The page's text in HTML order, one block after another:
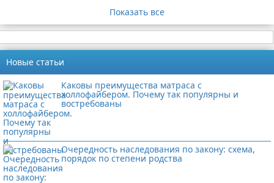
Показать все
Новые статьи
Каковы преимущества матраса с
холлофайбером. Почему так популярны и
востребованы
Очередность наследования по закону: схема,
порядок по степени родства